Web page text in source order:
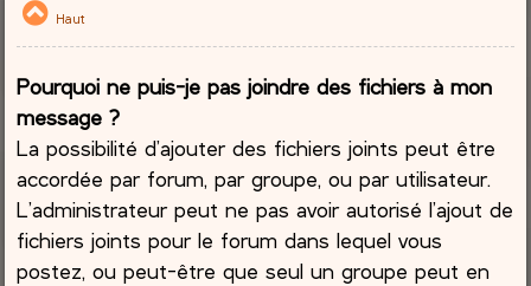
Haut
Pourquoi ne puis-je pas joindre des fichiers à mon
message ?
La possibilité d’ajouter des fichiers joints peut être
accordée par forum, par groupe, ou par utilisateur.
L’administrateur peut ne pas avoir autorisé l’ajout de
fichiers joints pour le forum dans lequel vous
postez, ou peut-être que seul un groupe peut en